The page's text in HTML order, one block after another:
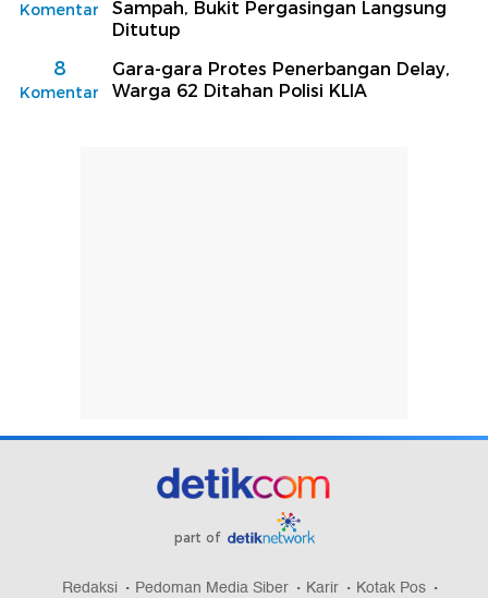
Komentar
Sampah, Bukit Pergasingan Langsung
Ditutup
8
Komentar
Gara-gara Protes Penerbangan Delay,
Warga 62 Ditahan Polisi KLIA
part of
Redaksi Pedoman Media Siber Karir Kotak Pos